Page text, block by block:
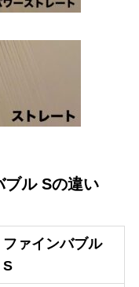
ブル Sの違い
ファインバブル
S